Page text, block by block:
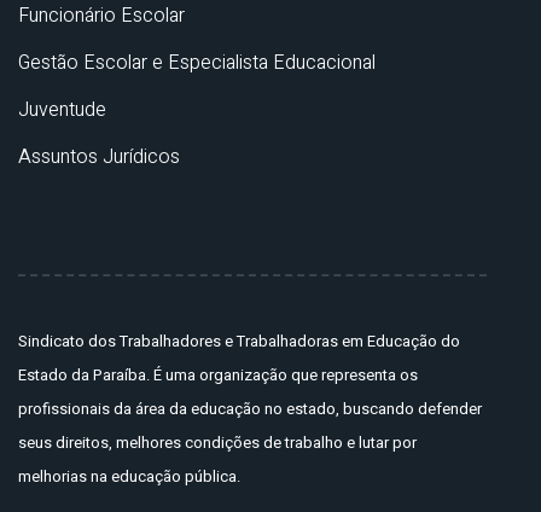
Funcionário Escolar
Gestão Escolar e Especialista Educacional
Juventude
Assuntos Jurídicos
Sindicato dos Trabalhadores e Trabalhadoras em Educação do
Estado da Paraíba. É uma organização que representa os
profissionais da área da educação no estado, buscando defender
seus direitos, melhores condições de trabalho e lutar por
melhorias na educação pública.